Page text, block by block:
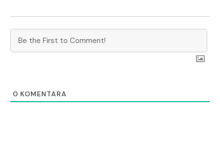
0 KOMENTARA